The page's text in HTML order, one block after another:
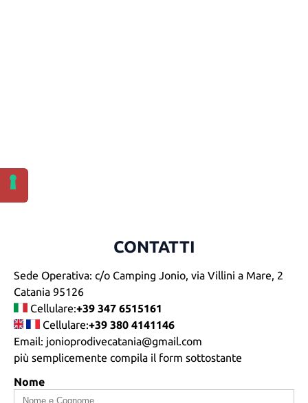
CONTATTI
Sede Operativa: c/o Camping Jonio, via Villini a Mare, 2
Catania 95126
Cellulare:+39 347 6515161
Cellulare:+39 380 4141146
Email: jonioprodivecatania@gmail.com
più semplicemente compila il form sottostante
Nome